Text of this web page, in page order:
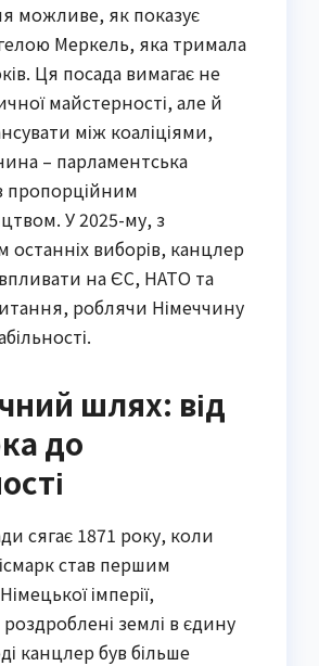
можливе, як показує
Меркель, яка тримала
Ця посада вимагає не
майстерності, але й
між коаліціями,
– парламентська
пропорційним
У 2025-му, з
останніх виборів, канцлер
на ЄС, НАТО та
роблячи Німеччину
шлях: від
до
сягає 1871 року, коли
став першим
імперії,
землі в єдину
канцлер був більше